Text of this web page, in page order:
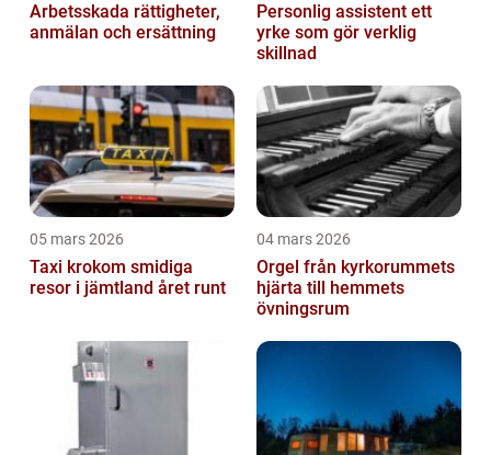
Arbetsskada rättigheter,
anmälan och ersättning
Personlig assistent ett
yrke som gör verklig
skillnad
05 mars 2026
Taxi krokom smidiga
resor i jämtland året runt
04 mars 2026
Orgel från kyrkorummets
hjärta till hemmets
övningsrum